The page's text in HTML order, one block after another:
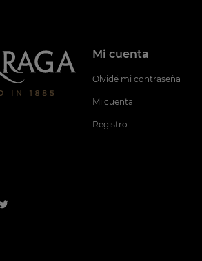
Mi cuenta
Olvidé mi contraseña
Mi cuenta
Registro